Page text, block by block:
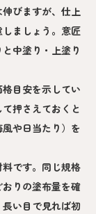
びますが、仕上
ましょう。意匠
中塗り・上塗り
目安を示してい
押さえておくと
や日当たり）を
です。同じ規格
りの塗布量を確
い目で見れば初